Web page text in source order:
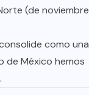
(de noviembre
como una
de México hemos